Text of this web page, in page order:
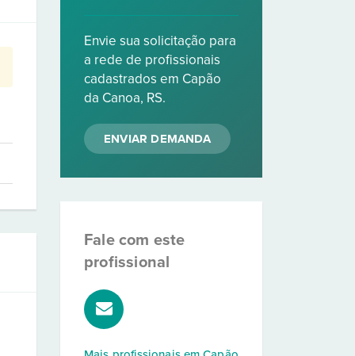
Envie sua solicitação para
a rede de profissionais
cadastrados em Capão
da Canoa, RS.
ENVIAR DEMANDA
Fale com este
profissional